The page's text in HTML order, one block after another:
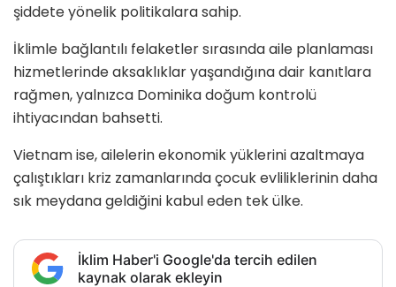
şiddete yönelik politikalara sahip.
İklimle bağlantılı felaketler sırasında aile planlaması
hizmetlerinde aksaklıklar yaşandığına dair kanıtlara
rağmen, yalnızca Dominika doğum kontrolü
ihtiyacından bahsetti.
Vietnam ise, ailelerin ekonomik yüklerini azaltmaya
çalıştıkları kriz zamanlarında çocuk evliliklerinin daha
sık meydana geldiğini kabul eden tek ülke.
İklim Haber'i Google'da tercih edilen
kaynak olarak ekleyin